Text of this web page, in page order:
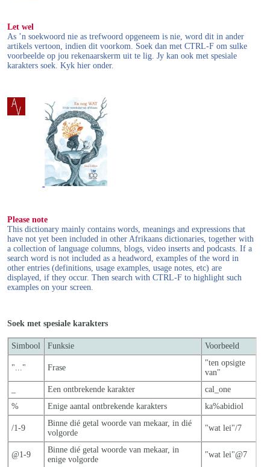
Let wel
As ’n soekwoord nie as trefwoord opgeneem is nie, word dit in ander
artikels vertoon, indien dit voorkom. Soek dan met CTRL-F om sulke
voorbeelde op jou rekenaarskerm uit te lig. Jy kan ook met spesiale
karakters soek. Kyk hier onder.
Please note
This dictionary mainly contains words, meanings and expressions that
have not yet been included in other Afrikaans dictionaries, together with
a collection of language columns, blogs, video inserts and podcasts. If a
search word is not included as a headword, examples of the word in
other entries (definitions, usage examples, usage notes, etc) are
displayed, if they occur. Then search with CTRL-F to highlight such
examples on your screen.
Soek met spesiale karakters
Simbool Funksie Voorbeeld
"..." Frase
"ten opsigte
van"
Een ontbrekende karakter
cal_one
%
Enige aantal ontbrekende karakters ka%abidiol
/1-9
Binne dié getal woorde van mekaar, in dié
volgorde
"wat lei"/7
@1-9
Binne dié getal woorde van mekaar, in
enige volgorde
"wat lei"@7